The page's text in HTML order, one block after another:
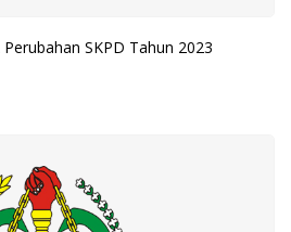
SKPD Tahun 2023